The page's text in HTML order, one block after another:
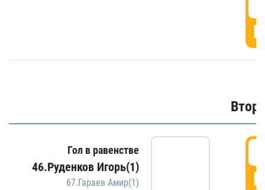
Гол в равенстве
46.Руденков Игорь(1)
67.Гараев Амир(1)